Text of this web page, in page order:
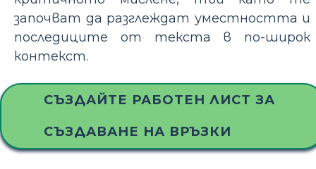
започват да разглеждат уместността и
последиците от текста в по-широк
контекст.
СЪЗДАЙТЕ РАБОТЕН ЛИСТ ЗА
СЪЗДАВАНЕ НА ВРЪЗКИ